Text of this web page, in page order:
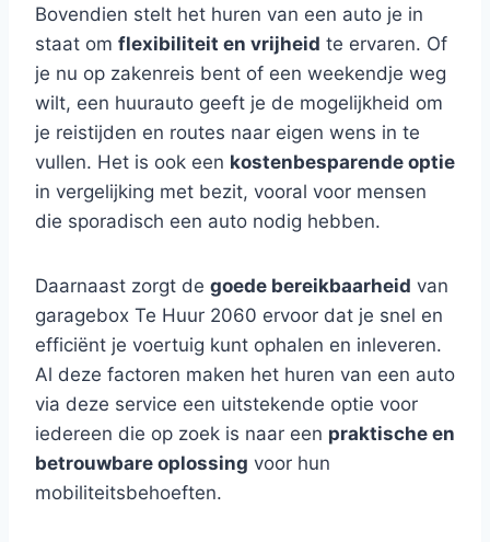
Bovendien stelt het huren van een auto je in
staat om flexibiliteit en vrijheid te ervaren. Of
je nu op zakenreis bent of een weekendje weg
wilt, een huurauto geeft je de mogelijkheid om
je reistijden en routes naar eigen wens in te
vullen. Het is ook een kostenbesparende optie
in vergelijking met bezit, vooral voor mensen
die sporadisch een auto nodig hebben.
Daarnaast zorgt de goede bereikbaarheid van
garagebox Te Huur 2060 ervoor dat je snel en
efficiënt je voertuig kunt ophalen en inleveren.
Al deze factoren maken het huren van een auto
via deze service een uitstekende optie voor
iedereen die op zoek is naar een praktische en
betrouwbare oplossing voor hun
mobiliteitsbehoeften.